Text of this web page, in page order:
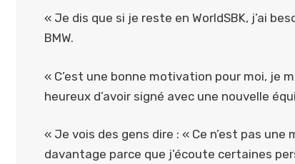
« Je dis que si je reste en WorldSBK, j’ai
BMW.
« C’est une bonne motivation pour moi, je
heureux d’avoir signé avec une nouvelle
« Je vois des gens dire : « Ce n’est pas
davantage parce que j’écoute certaines